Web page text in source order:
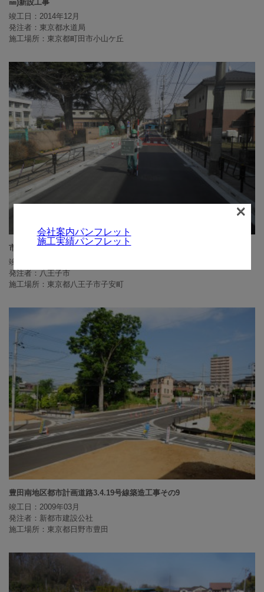
㎜)新設工事
竣工日：2014年12月
発注者：東京都水道局
施工場所：東京都町田市小山ケ丘
市道八王子11号線道路改修その2工事
竣工日：2014年03月
発注者：八王子市
施工場所：東京都八王子市子安町
豊田南地区都市計画道路3.4.19号線築造工事その9
竣工日：2009年03月
発注者：新都市建設公社
施工場所：東京都日野市豊田
会社案内パンフレット
施工実績パンフレット
×